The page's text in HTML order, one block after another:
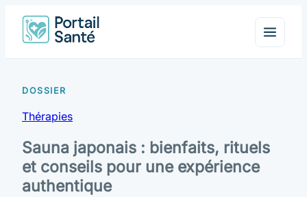
Thérapies
Sauna japonais : bienfaits, rituels
et conseils pour une expérience
authentique